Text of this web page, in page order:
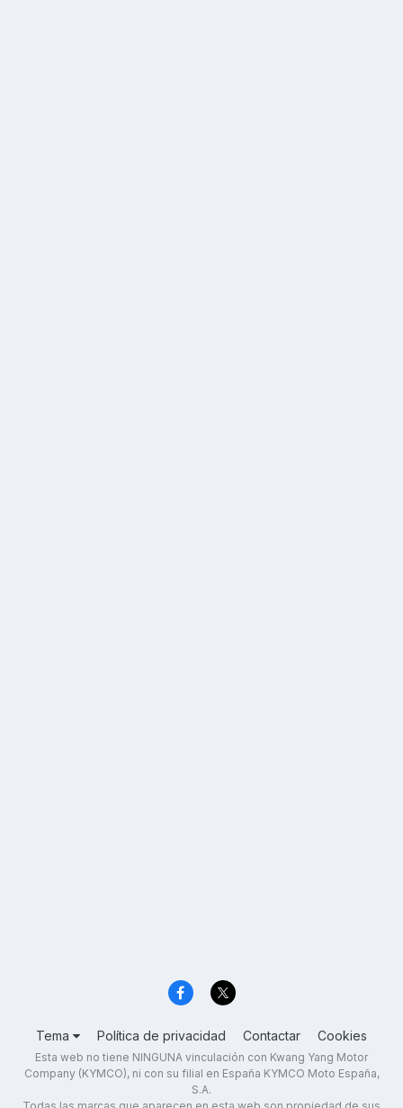
Tema Política de privacidad Contactar Cookies
Esta web no tiene NINGUNA vinculación con Kwang Yang Motor
Company (KYMCO), ni con su filial en España KYMCO Moto España,
S.A.